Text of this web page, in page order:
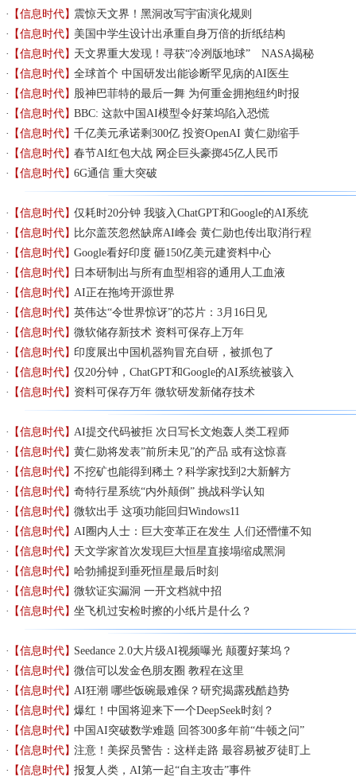
【信息时代】震惊天文界！黑洞改写宇宙演化规则
【信息时代】美国中学生设计出承重自身万倍的折纸结构
【信息时代】天文界重大发现！寻获“冷冽版地球” NASA揭秘
【信息时代】全球首个 中国研发出能诊断罕见病的AI医生
【信息时代】股神巴菲特的最后一舞 为何重金拥抱纽约时报
【信息时代】BBC: 这款中国AI模型令好莱坞陷入恐慌
【信息时代】千亿美元承诺剩300亿 投资OpenAI 黄仁勋缩手
【信息时代】春节AI红包大战 网企巨头豪掷45亿人民币
【信息时代】6G通信 重大突破
【信息时代】仅耗时20分钟 我骇入ChatGPT和Google的AI系统
【信息时代】 比尔盖茨忽然缺席AI峰会 黄仁勋也传出取消行程
【信息时代】Google看好印度 砸150亿美元建资料中心
【信息时代】 日本研制出与所有血型相容的通用人工血液
【信息时代】AI正在拖垮开源世界
【信息时代】英伟达“令世界惊讶”的芯片：3月16日见
【信息时代】微软储存新技术 资料可保存上万年
【信息时代】印度展出中国机器狗冒充自研，被抓包了
【信息时代】仅20分钟，ChatGPT和Google的AI系统被骇入
【信息时代】资料可保存万年 微软研发新储存技术
【信息时代】AI提交代码被拒 次日写长文炮轰人类工程师
【信息时代】黄仁勋将发表”前所未见”的产品 或有这惊喜
【信息时代】不挖矿也能得到稀土？科学家找到2大新解方
【信息时代】奇特行星系统“内外颠倒” 挑战科学认知
【信息时代】微软出手 这项功能回归Windows11
【信息时代】AI圈内人士：巨大变革正在发生 人们还懵懂不知
【信息时代】天文学家首次发现巨大恒星直接塌缩成黑洞
【信息时代】哈勃捕捉到垂死恒星最后时刻
【信息时代】微软证实漏洞 一开文档就中招
【信息时代】坐飞机过安检时擦的小纸片是什么？
【信息时代】Seedance 2.0大片级AI视频曝光 颠覆好莱坞？
【信息时代】微信可以发金色朋友圈 教程在这里
【信息时代】AI狂潮 哪些饭碗最难保？研究揭露残酷趋势
【信息时代】爆红！中国将迎来下一个DeepSeek时刻？
【信息时代】中国AI突破数学难题 回答300多年前“牛顿之问”
【信息时代】注意！美探员警告：这样走路 最容易被歹徒盯上
【信息时代】报复人类，AI第一起“自主攻击”事件